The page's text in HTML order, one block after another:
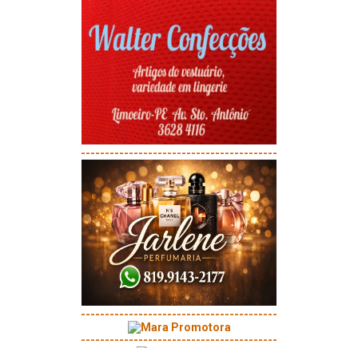
-----------------------------------------
-----------------------------------------
-----------------------------------------